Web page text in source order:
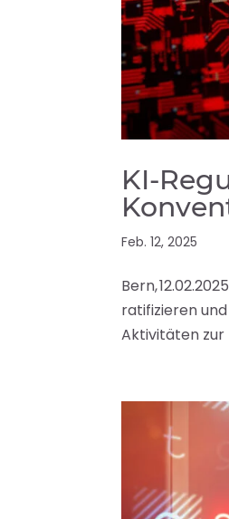
KI-
Feb. 12, 2025
Bern,
ratifizieren
Aktivitäten zur